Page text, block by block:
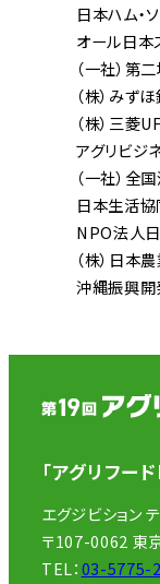
日本ハム・
オール日本
（一社）第
（株）みず
（株）三菱
アグリビジ
（一社）全
日本生活
NPO法人
（株）日本
沖縄振興
「アグリフー
エグジビション
〒107-0062 東
TEL：03-5775-